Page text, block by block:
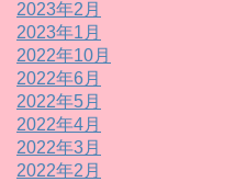
2023年2月
2023年1月
2022年10月
2022年6月
2022年5月
2022年4月
2022年3月
2022年2月